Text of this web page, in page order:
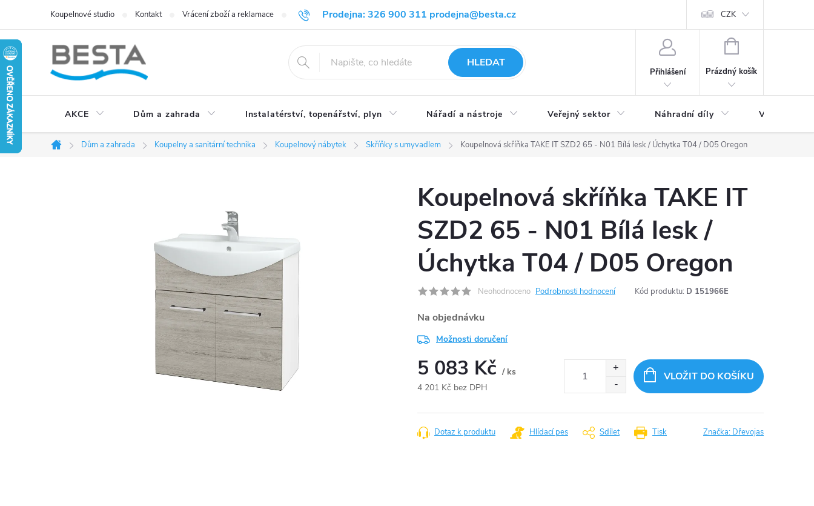
obsah
Prodejna: 326 900 311 prodejna@besta.cz
Koupelnové studio Kontakt Vrácení zboží a reklamace Blog Obchodní podmínky Ochrana osobních údajů CZK
HLEDAT
Přihlášení
NÁKUPNÍ
Prázdný košík
AKCE Dům a zahrada Instalatérství, topenářství, plyn Nářadí a nástroje Veřejný sektor Náhradní díly Výprodej a
Domů
Dům a zahrada Koupelny a sanitární technika Koupelnový nábytek Skříňky s umyvadlem Koupelnová skříňka TAKE IT SZD2 65 - N01 Bílá lesk / Úchytka T04 / D05 Oregon
Koupelnová skříňka TAKE IT
SZD2 65 - N01 Bílá lesk /
Úchytka T04 / D05 Oregon
Neohodnoceno Podrobnosti hodnocení Kód produktu: D 151966E
Na objednávku
Možnosti doručení
5 083 Kč / ks
4 201 Kč bez DPH
cena:
VLOŽIT DO KOŠÍKU
Tisk
Dotaz k produktu Hlídací pes Sdílet Značka: Dřevojas